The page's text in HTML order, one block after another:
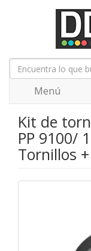
Menú
Kit de
PP 9100/
Tornillos